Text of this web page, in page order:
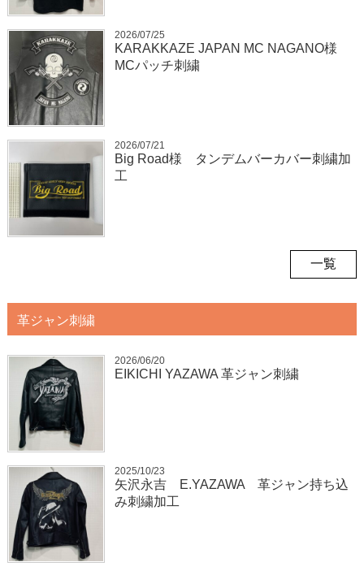
2026/07/25
KARAKKAZE JAPAN MC NAGANO様
MCパッチ刺繍
2026/07/21
Big Road様 タンデムバーカバー刺繍加
工
一覧
革ジャン刺繍
2026/06/20
EIKICHI YAZAWA 革ジャン刺繍
2025/10/23
矢沢永吉 E.YAZAWA 革ジャン持ち込
み刺繍加工